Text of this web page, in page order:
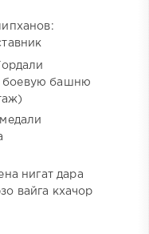
боевую башню
нигат дара
вайга кхачор